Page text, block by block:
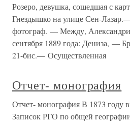
Розеро, девушка, сошедшая с
Гнездышко на улице Сен-
фотограф. — Между,
сентября 1889 года: Дениза, —
21-бис.— Осуществленная
Отчет- монография
Отчет- монография В 1873 году
Записок РГО по общей